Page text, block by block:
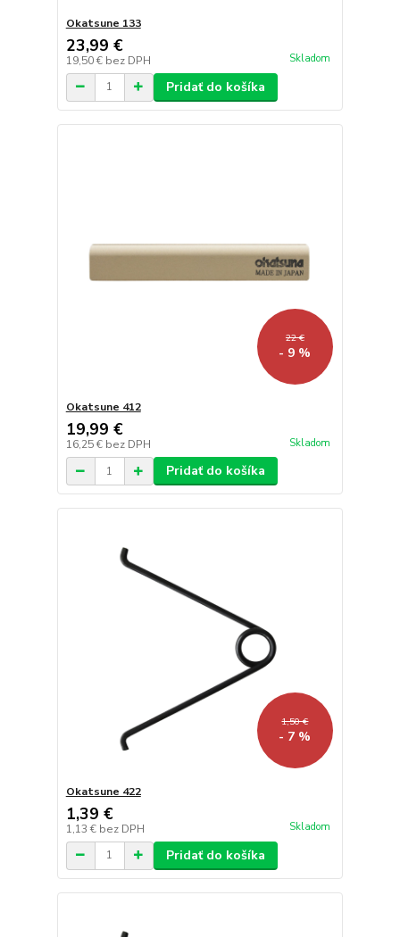
Okatsune 133
23,99 €
19,50 € bez DPH Skladom
Pridať do košíka
22 €
- 9 %
Okatsune 412
19,99 €
16,25 € bez DPH Skladom
Pridať do košíka
1,50 €
- 7 %
Okatsune 422
1,39 €
1,13 € bez DPH Skladom
Pridať do košíka